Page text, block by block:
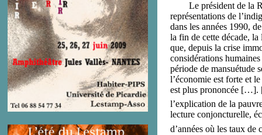
Le président de la
représentations de
dans les années 1990,
la fin de cette décade,
que, depuis la crise
considérations
période de mansuétude
l’économie est forte et
est plus prononcée […].
l’explication de la
lecture conjoncturelle,
d’années où les taux de